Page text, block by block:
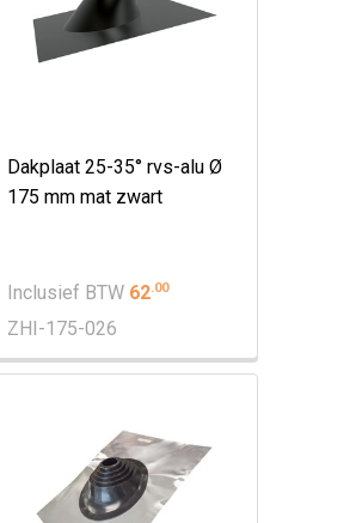
Dakplaat 25-35° rvs-alu Ø
175 mm mat zwart
Inclusief BTW 62.00
ZHI-175-026